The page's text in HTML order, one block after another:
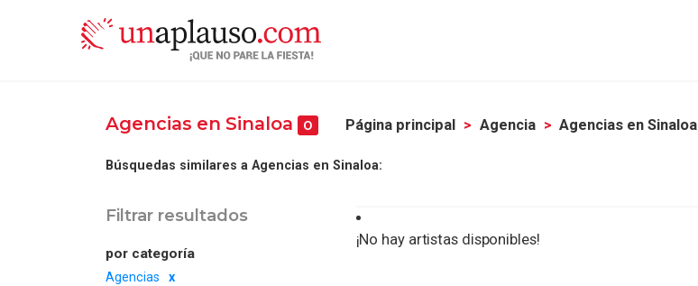
Agencias en Sinaloa 0 Página principal Agencia Agencias en Sinaloa
Búsquedas similares a Agencias en Sinaloa:
Filtrar resultados
por categoría
Agencias
¡No hay artistas disponibles!